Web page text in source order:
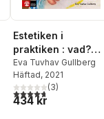
Estetiken i
praktiken : vad?
varför? hur?
Eva Tuvhav Gullberg
Häftad, 2021
4,7utav 5 stjärnor.
(3)
434 kr